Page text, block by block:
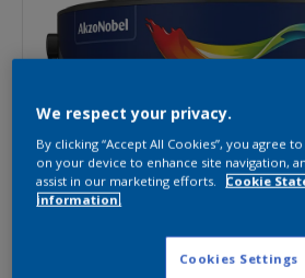
We respect your privacy.
By clicking “Accept All Cookies”, you agree
on your device to enhance site navigation,
assist in our marketing efforts.
Cookie
information.
Cookies Settings